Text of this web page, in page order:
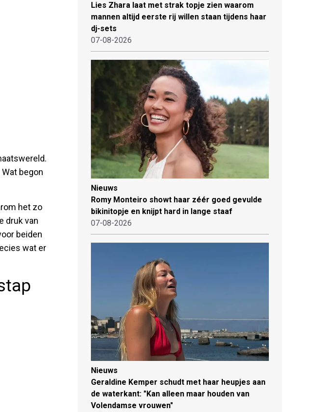
begon
het zo
druk van
beiden
wat er
Lies Zhara laat met strak topje zien waarom
mannen altijd eerste rij willen staan tijdens haar
dj-sets
07-08-2026
Nieuws
Romy Monteiro showt haar zéér goed gevulde
bikinitopje en knijpt hard in lange staaf
07-08-2026
Nieuws
Geraldine Kemper schudt met haar heupjes aan
de waterkant: "Kan alleen maar houden van
Volendamse vrouwen"